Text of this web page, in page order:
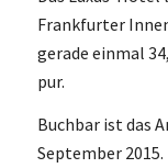
Frankfurter
gerade einmal
pur.
Buchbar ist das
September 2015.